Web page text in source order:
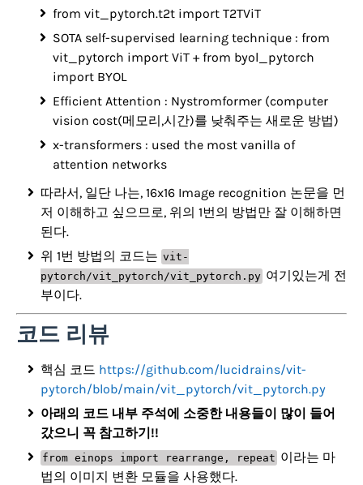
from vit_pytorch.t2t import T2TViT
SOTA self-supervised learning technique : from
vit_pytorch import ViT + from byol_pytorch
import BYOL
Efficient Attention : Nystromformer (computer
vision cost(메모리,시간)를 낮춰주는 새로운 방법)
x-transformers : used the most vanilla of
attention networks
따라서, 일단 나는, 16x16 Image recognition 논문을 먼
저 이해하고 싶으므로, 위의 1번의 방법만 잘 이해하면
된다.
위 1번 방법의 코드는 vit-
pytorch/vit_pytorch/vit_pytorch.py 여기있는게 전
부이다.
코드 리뷰
핵심 코드 https://github.com/lucidrains/vit-
pytorch/blob/main/vit_pytorch/vit_pytorch.py
아래의 코드 내부 주석에 소중한 내용들이 많이 들어
갔으니 꼭 참고하기!!
from einops import rearrange, repeat 이라는 마
법의 이미지 변환 모듈을 사용했다.